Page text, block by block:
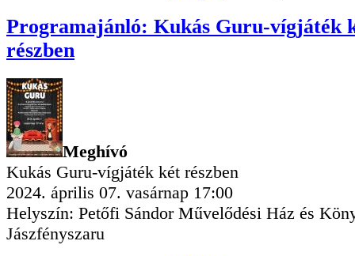
Programajánló: Kukás Guru-vígjáték
részben
Meghívó
Kukás Guru-vígjáték két részben
2024. április 07. vasárnap 17:00
Helyszín: Petőfi Sándor Művelődési Ház és
Jászfényszaru